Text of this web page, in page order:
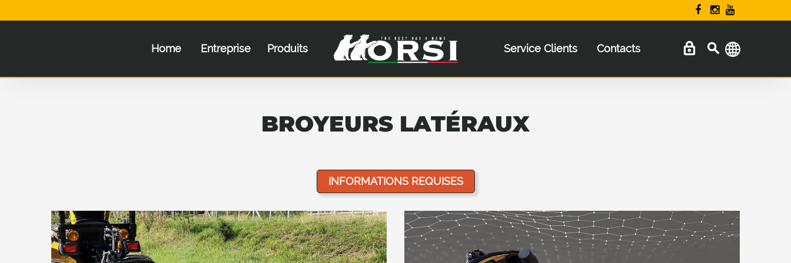
Home Entreprise Produits Service Clients Contacts
BROYEURS LATÉRAUX
INFORMATIONS REQUISES